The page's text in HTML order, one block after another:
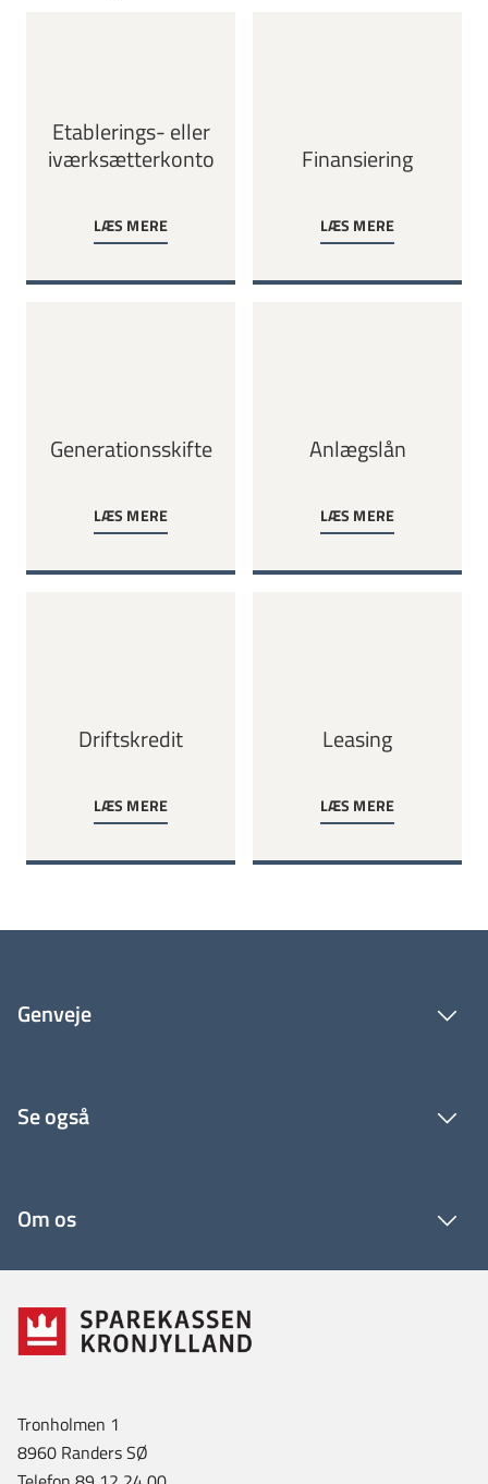
Etablerings- eller
iværksætterkonto
LÆS MERE
Finansiering
LÆS MERE
Generationsskifte
LÆS MERE
Anlægslån
LÆS MERE
Driftskredit
LÆS MERE
Leasing
LÆS MERE
Genveje
Se også
Om os
Tronholmen 1
8960 Randers SØ